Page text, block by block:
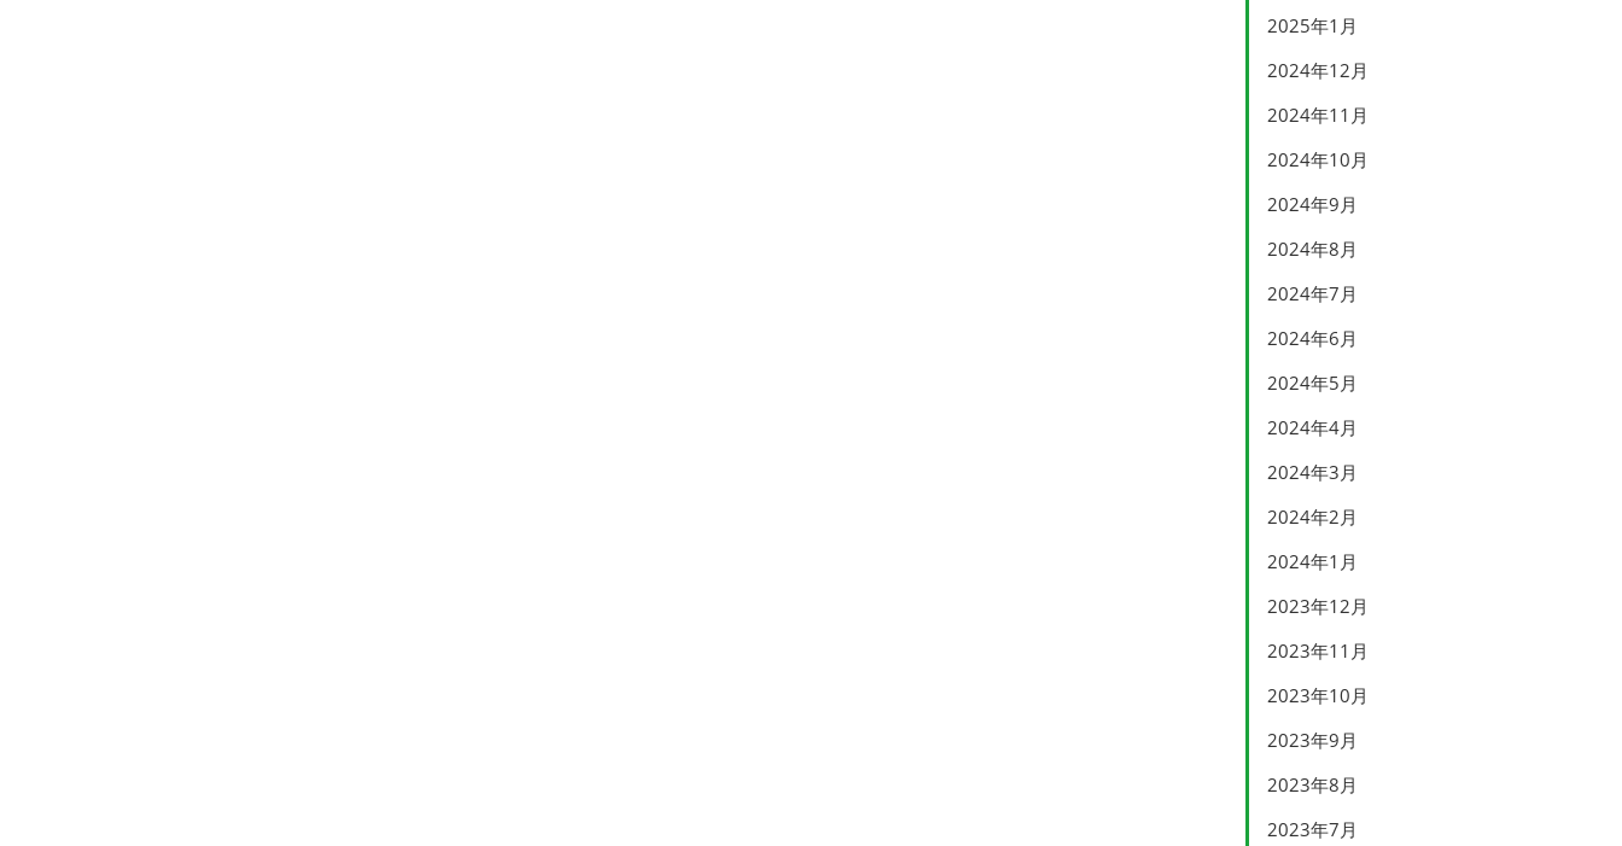
2025年1月
2024年12月
2024年11月
2024年10月
2024年9月
2024年8月
2024年7月
2024年6月
2024年5月
2024年4月
2024年3月
2024年2月
2024年1月
2023年12月
2023年11月
2023年10月
2023年9月
2023年8月
2023年7月